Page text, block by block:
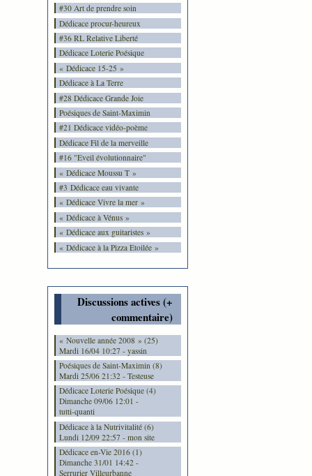
#30 Art de prendre soin
Dédicace procur-heureux
#36 RL Relative Liberté
Dédicace Loterie Poésique
« Dédicace 15-25 »
Dédicace à La Terre
#28 Dédicace Grande Joie
Poésiques de Saint-Maximin
#21 Dédicace vidéo-poème
Dédicace Fil de la merveille
#16 "Eveil évolutionnaire"
« Dédicace Moussu T »
#3 Dédicace eau vivante
« Dédicace Vivre la mer »
« Dédicace à Vénus »
« Dédicace aux guitaristes »
« Dédicace à la Pizza Etoilée »
Discussions actives (+
commentaire)
« Nouvelle année 2008 » (25)
Mardi 16/04 10:27 - yassin
Poésiques de Saint-Maximin (8)
Mardi 25/06 21:32 - Testeuse
Dédicace Loterie Poésique (4)
Dimanche 09/06 12:01 -
tutti-quanti
Dédicace à la Nutrivitalité (6)
Lundi 12/09 22:57 - mon site
Dédicace en-Vie 2016 (1)
Dimanche 31/01 14:42 -
Serrurier Villeurbanne